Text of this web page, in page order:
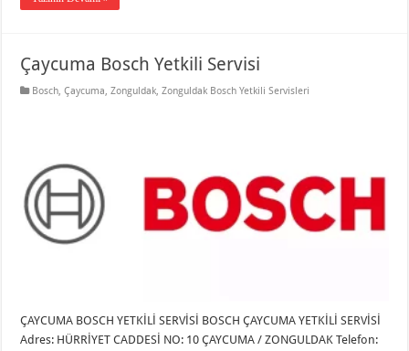
Çaycuma Bosch Yetkili Servisi
Bosch ,Çaycuma ,Zonguldak ,Zonguldak Bosch Yetkili Servisleri
ÇAYCUMA BOSCH YETKİLİ SERVİSİ BOSCH ÇAYCUMA YETKİLİ SERVİSİ
Adres: HÜRRİYET CADDESİ NO: 10 ÇAYCUMA / ZONGULDAK Telefon: